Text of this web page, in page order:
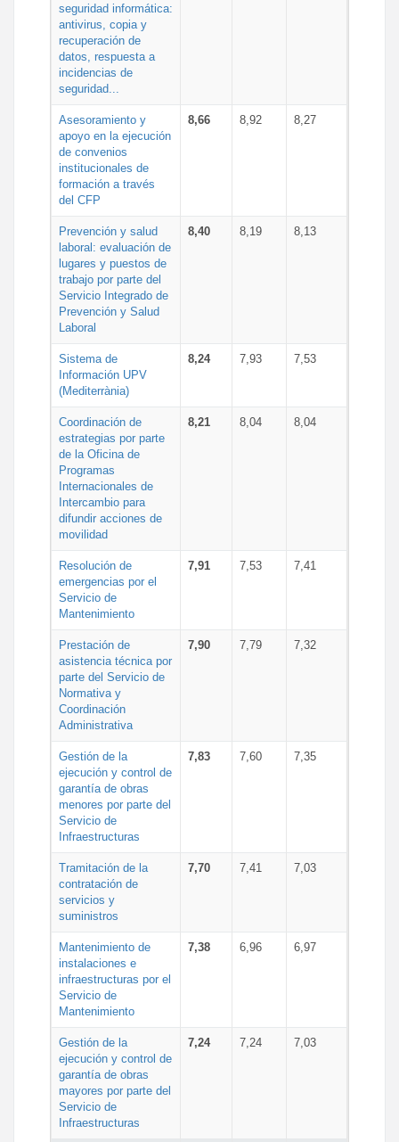
seguridad informática:
antivirus, copia y
recuperación de
datos, respuesta a
incidencias de
seguridad...
Asesoramiento y
apoyo en la ejecución
de convenios
institucionales de
formación a través
del CFP
8,66 8,92 8,27
Prevención y salud
laboral: evaluación de
lugares y puestos de
trabajo por parte del
Servicio Integrado de
Prevención y Salud
Laboral
8,40 8,19 8,13
Sistema de
Información UPV
(Mediterrània)
8,24 7,93 7,53
Coordinación de
estrategias por parte
de la Oficina de
Programas
Internacionales de
Intercambio para
difundir acciones de
movilidad
8,21 8,04 8,04
Resolución de
emergencias por el
Servicio de
Mantenimiento
7,91 7,53 7,41
Prestación de
asistencia técnica por
parte del Servicio de
Normativa y
Coordinación
Administrativa
7,90 7,79 7,32
Gestión de la
ejecución y control de
garantía de obras
menores por parte del
Servicio de
Infraestructuras
7,83 7,60 7,35
Tramitación de la
contratación de
servicios y
suministros
7,70 7,41 7,03
Mantenimiento de
instalaciones e
infraestructuras por el
Servicio de
Mantenimiento
7,38 6,96 6,97
Gestión de la
ejecución y control de
garantía de obras
mayores por parte del
Servicio de
Infraestructuras
7,24 7,24 7,03